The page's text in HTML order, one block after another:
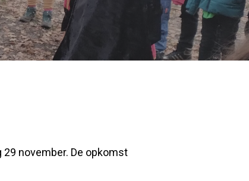
november. De opkomst